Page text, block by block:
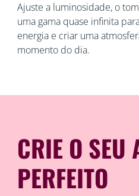
Ajuste a luminosidade, o
uma gama quase infinita
energia e criar uma
momento do dia.
CRIE O SEU
PERFEITO